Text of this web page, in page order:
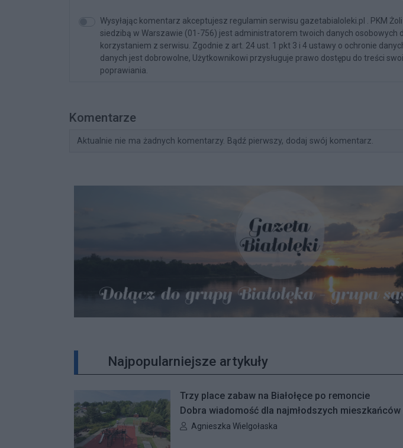
Wysyłając komentarz akceptujesz regulamin serwisu gazetabialoleki.pl . PKM
siedzibą w Warszawie (01-756) jest administratorem twoich danych osobowych
korzystaniem z serwisu. Zgodnie z art. 24 ust. 1 pkt 3 i 4 ustawy o ochronie
danych jest dobrowolne, Użytkownikowi przysługuje prawo dostępu do treści
poprawiania.
Komentarze
Aktualnie nie ma żadnych komentarzy. Bądź pierwszy, dodaj swój komentarz.
Najpopularniejsze artykuły
Trzy place zabaw na Białołęce po remoncie
Dobra wiadomość dla najmłodszych mieszkańców
rodziców. Zakończyły się remonty nawierzchni na
Autor artykułu:
Agnieszka Wielgołaska